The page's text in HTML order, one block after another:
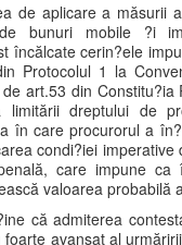
de aplicare a măsurii
bunuri mobile ?i
încălcate cerin?ele
Protocolul 1 la
art.53 din Constitu?ia
limitării dreptului de
în care procurorul a
condi?iei imperative
care impune ca
valoarea probabilă
că admiterea
avansat al